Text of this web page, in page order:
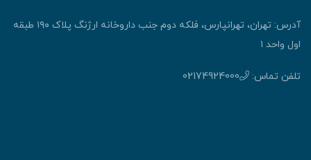
آدرس: تهران، تهرانپارس، فلکه دوم جنب داروخانه ارژنگ پلاک ۱۹۰ طبقه
واحد ۱
تماس: 02174924000